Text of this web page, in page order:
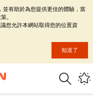
並有助於為您提供更佳的體驗，當
。
您允許本網站取得您的位置資
知道了